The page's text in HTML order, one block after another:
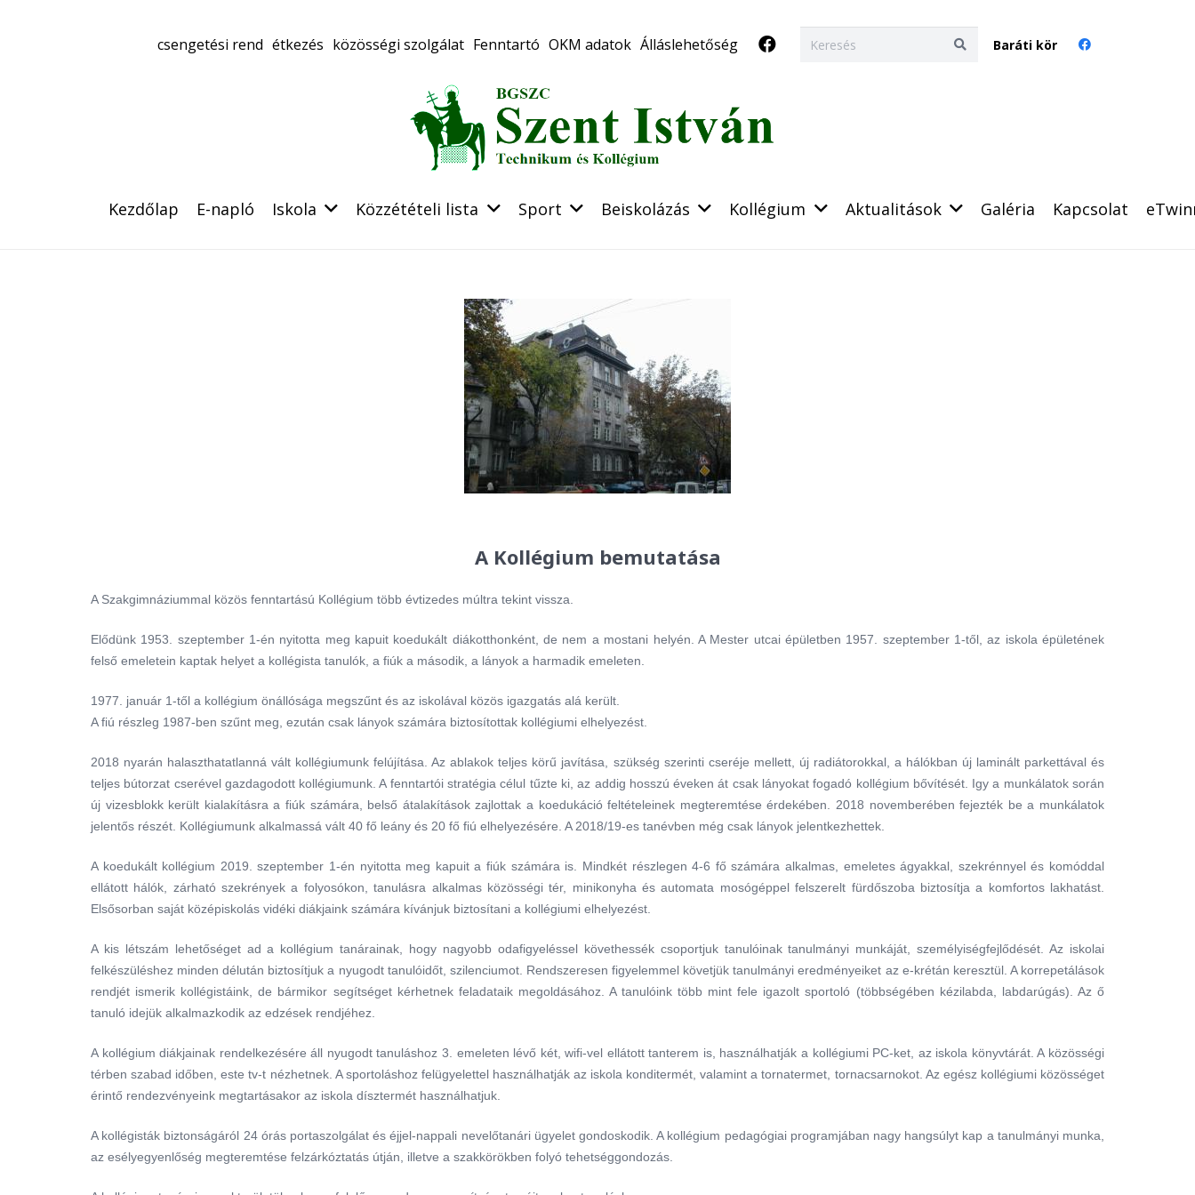
csengetési rend étkezés közösségi szolgálat Fenntartó OKM adatok Álláslehetőség Baráti kör
Kezdőlap E-napló Iskola Közzétételi lista Sport Beiskolázás Kollégium Aktualitások Galéria Kapcsolat
A Kollégium bemutatása
A Szakgimnáziummal közös fenntartású Kollégium több évtizedes múltra tekint vissza.
Elődünk 1953. szeptember 1-én nyitotta meg kapuit koedukált diákotthonként, de nem a mostani helyén. A Mester utcai épületben 1957. szeptember 1-től, az iskola épületének
felső emeletein kaptak helyet a kollégista tanulók, a fiúk a második, a lányok a harmadik emeleten.
1977. január 1-től a kollégium önállósága megszűnt és az iskolával közös igazgatás alá került.
A fiú részleg 1987-ben szűnt meg, ezután csak lányok számára biztosítottak kollégiumi elhelyezést.
2018 nyarán halaszthatatlanná vált kollégiumunk felújítása. Az ablakok teljes körű javítása, szükség szerinti cseréje mellett, új radiátorokkal, a hálókban új laminált parkettával és
teljes bútorzat cserével gazdagodott kollégiumunk. A fenntartói stratégia célul tűzte ki, az addig hosszú éveken át csak lányokat fogadó kollégium bővítését. Igy a munkálatok során
új vizesblokk került kialakításra a fiúk számára, belső átalakítások zajlottak a koedukáció feltételeinek megteremtése érdekében. 2018 novemberében fejezték be a munkálatok
jelentős részét. Kollégiumunk alkalmassá vált 40 fő leány és 20 fő fiú elhelyezésére. A 2018/19-es tanévben még csak lányok jelentkezhettek.
A koedukált kollégium 2019. szeptember 1-én nyitotta meg kapuit a fiúk számára is. Mindkét részlegen 4-6 fő számára alkalmas, emeletes ágyakkal, szekrénnyel és komóddal
ellátott hálók, zárható szekrények a folyosókon, tanulásra alkalmas közösségi tér, minikonyha és automata mosógéppel felszerelt fürdőszoba biztosítja a komfortos lakhatást.
Elsősorban saját középiskolás vidéki diákjaink számára kívánjuk biztosítani a kollégiumi elhelyezést.
A kis létszám lehetőséget ad a kollégium tanárainak, hogy nagyobb odafigyeléssel követhessék csoportjuk tanulóinak tanulmányi munkáját, személyiségfejlődését. Az iskolai
felkészüléshez minden délután biztosítjuk a nyugodt tanulóidőt, szilenciumot. Rendszeresen figyelemmel követjük tanulmányi eredményeiket az e-krétán keresztül. A korrepetálások
rendjét ismerik kollégistáink, de bármikor segítséget kérhetnek feladataik megoldásához. A tanulóink több mint fele igazolt sportoló (többségében kézilabda, labdarúgás). Az ő
tanuló idejük alkalmazkodik az edzések rendjéhez.
A kollégium diákjainak rendelkezésére áll nyugodt tanuláshoz 3. emeleten lévő két, wifi-vel ellátott tanterem is, használhatják a kollégiumi PC-ket, az iskola könyvtárát. A közösségi
térben szabad időben, este tv-t nézhetnek. A sportoláshoz felügyelettel használhatják az iskola konditermét, valamint a tornatermet, tornacsarnokot. Az egész kollégiumi közösséget
érintő rendezvényeink megtartásakor az iskola dísztermét használhatjuk.
A kollégisták biztonságáról 24 órás portaszolgálat és éjjel-nappali nevelőtanári ügyelet gondoskodik. A kollégium pedagógiai programjában nagy hangsúlyt kap a tanulmányi munka,
az esélyegyenlőség megteremtése felzárkóztatás útján, illetve a szakkörökben folyó tehetséggondozás.